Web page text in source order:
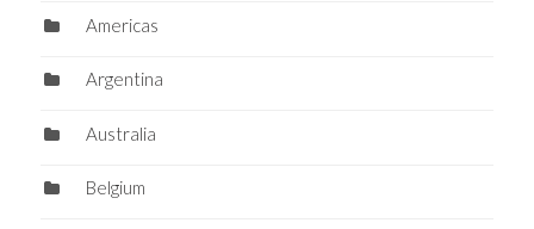
Americas
Argentina
Australia
Belgium